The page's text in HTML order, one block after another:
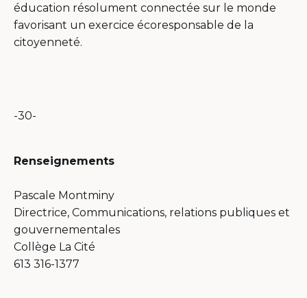
éducation résolument connectée sur le monde
favorisant un exercice écoresponsable de la
citoyenneté.
-30-
Renseignements
Pascale Montminy
Directrice, Communications, relations publiques et
gouvernementales
Collège La Cité
613 316-1377